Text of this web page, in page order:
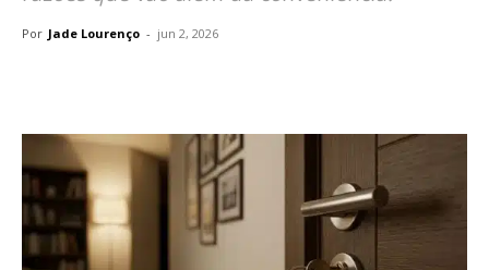
Por Jade Lourenço - jun 2, 2026